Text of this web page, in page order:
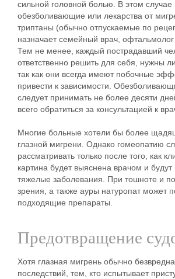
сильной головной болью. В этом случае
обезболивающие или лекарства от
триптаны (обычно отпускаемые по
назначает семейный врач, офтальмолог
Тем не менее, каждый пострадавший
ответственно решить для себя, нужны
так как они всегда имеют побочные
привести к зависимости.
следует принимать не более десяти
всего обратиться за консультацией к
Многие больные хотели бы более
глазной мигрени. Однако гомеопатию
рассматривать только после того, как
картина будет выяснена врачом и
тяжелые заболевания. При тошноте и
зрения, а также ауры натуропат может
подходящие препараты.
Предотвращение
Хотя глазная мигрень обычно
последствий, тем, кто испытывает